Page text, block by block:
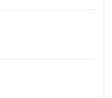
た後、吸収される部位は剤形ごとに
ゴイ！貼り薬の仕組みとは？
時間の間隔に注意が必要って本当
たほうがよいって本当ですか？
層になっているんだけど、ど
噛まないと効果が出ないの？